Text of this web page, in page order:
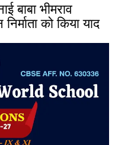
बाबा भीमराव
को किया याद